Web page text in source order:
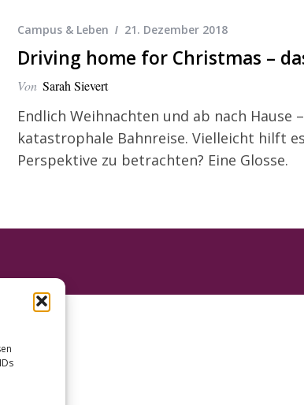
Campus & Leben 21. Dezember 2018
Driving home for Christmas –
Von Sarah Sievert
Endlich Weihnachten und ab nach
katastrophale Bahnreise. Vielleicht hilft
Perspektive zu betrachten? Eine Glosse.